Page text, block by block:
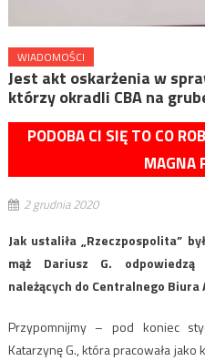
WIADOMOŚCI
Jest akt oskarżenia w
którzy okradli CBA na
PODOBA CI SIĘ TO CO
MAGNA
2 grudnia 2020
Jak ustaliła „Rzeczpospolita”
mąż Dariusz G. odpowiedzą
należących do Centralnego Biura
Przypomnijmy – pod koniec
Katarzynę G., która pracowała jako